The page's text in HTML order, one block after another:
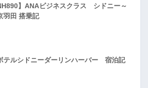
】ANAビジネスクラス シドニー～
羽田 搭乗記
テルシドニーダーリンハーバー 宿泊記